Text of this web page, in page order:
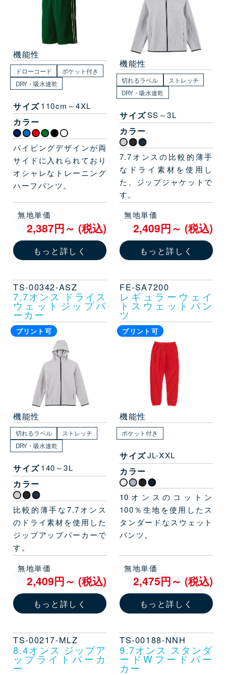
機能性
ドローコード
ポケット付き
DRY・吸水速乾
サイズ110cm～4XL
カラー
パイピングデザインが両
サイドに入れられており
オシャレなトレーニング
ハーフパンツ。
無地単価
2,387円～ (税込)
もっと詳しく
機能性
切れるラベル
ストレッチ
DRY・吸水速乾
サイズSS～3L
カラー
7.7オンスの比較的薄手
なドライ素材を使用し
た、ジップジャケットで
す。
無地単価
2,409円～ (税込)
もっと詳しく
TS-00342-ASZ
7.7オンス ドライス
ウェットジップパ
ーカー
プリント可
機能性
切れるラベル
ストレッチ
DRY・吸水速乾
サイズ140～3L
カラー
比較的薄手な7.7オンス
のドライ素材を使用した
ジップアップパーカーで
す。
無地単価
2,409円～ (税込)
もっと詳しく
FE-SA7200
レギュラーウェイ
トスウェットパン
ツ
プリント可
機能性
ポケット付き
サイズJL-XXL
カラー
10オンスのコットン
100％生地を使用したス
タンダードなスウェット
パンツ。
無地単価
2,475円～ (税込)
もっと詳しく
TS-00217-MLZ
8.4オンス ジップア
ップライトパーカ
ー
TS-00188-NNH
9.7オンス スタンダ
ードWフードパー
カー